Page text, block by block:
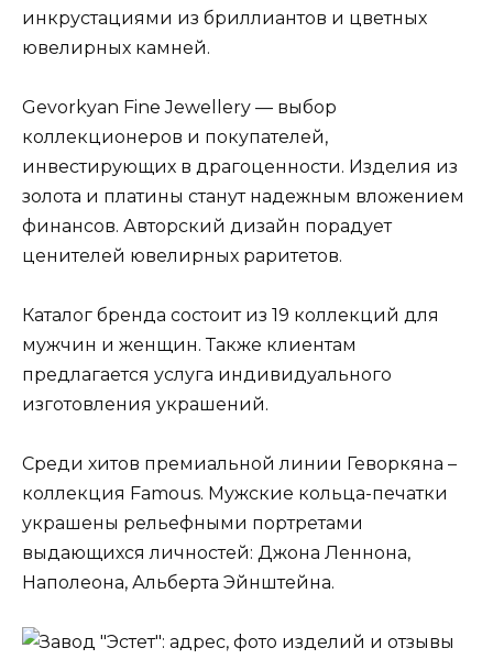
инкрустациями из бриллиантов и цветных
ювелирных камней.
Gevorkyan Fine Jewellery — выбор
коллекционеров и покупателей,
инвестирующих в драгоценности. Изделия из
золота и платины станут надежным вложением
финансов. Авторский дизайн порадует
ценителей ювелирных раритетов.
Каталог бренда состоит из 19 коллекций для
мужчин и женщин. Также клиентам
предлагается услуга индивидуального
изготовления украшений.
Среди хитов премиальной линии Геворкяна –
коллекция Famous. Мужские кольца-печатки
украшены рельефными портретами
выдающихся личностей: Джона Леннона,
Наполеона, Альберта Эйнштейна.